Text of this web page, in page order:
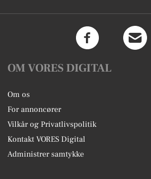
OM VORES DIGITAL
Om os
For annoncører
Vilkår og Privatlivspolitik
Kontakt VORES Digital
Administrer samtykke